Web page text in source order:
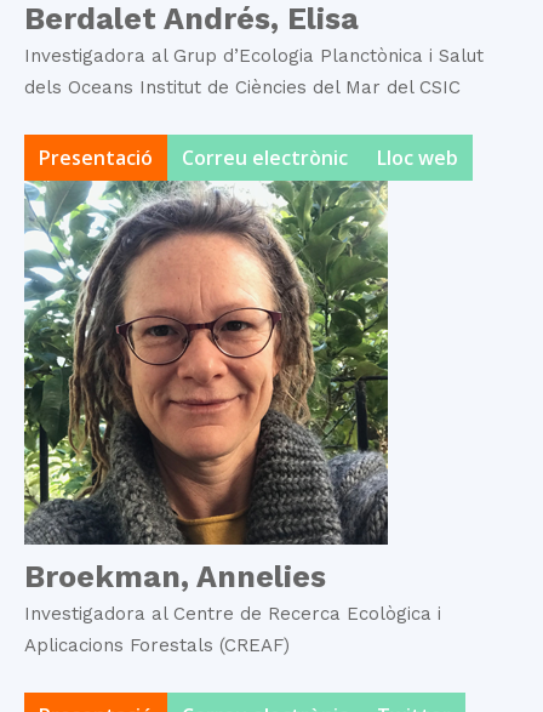
Berdalet Andrés, Elisa
Investigadora al Grup d’Ecologia Planctònica i Salut
dels Oceans Institut de Ciències del Mar del CSIC
Presentació Correu electrònic Lloc web
Broekman, Annelies
Investigadora al Centre de Recerca Ecològica i
Aplicacions Forestals (CREAF)